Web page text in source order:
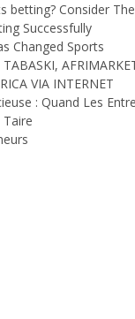
betting? Consider
Successfully
Changed Sports
TABASKI,
VIA INTERNET
: Quand Les